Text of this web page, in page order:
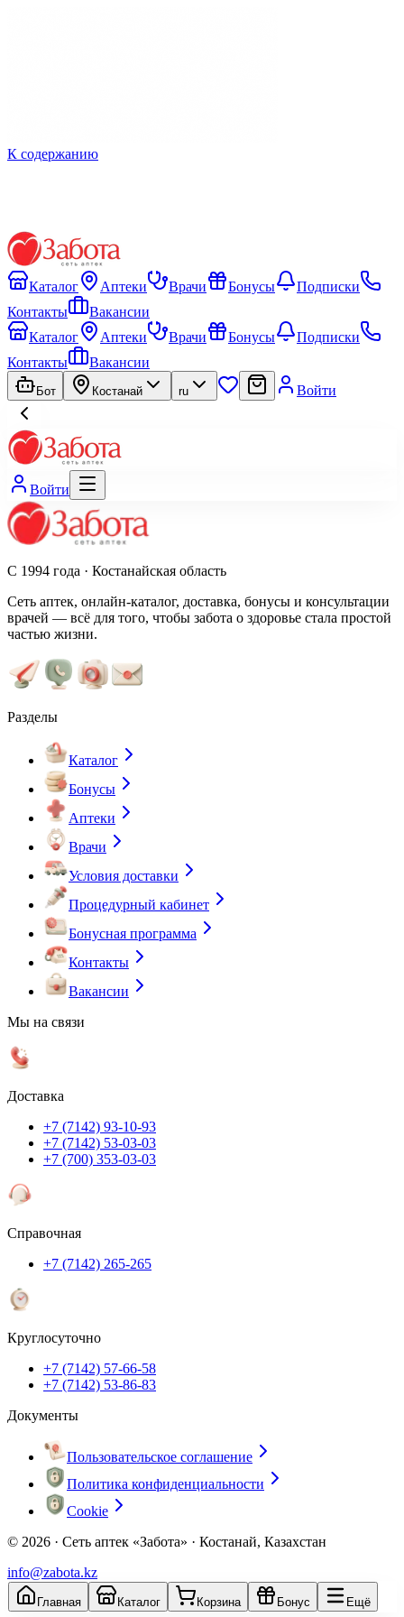
К содержанию
Каталог Аптеки Врачи Бонусы
Подписки
Контакты
Вакансии
Каталог
Аптеки Врачи Бонусы
Подписки
Контакты
Вакансии
Бот Костанай ru Войти
Войти
С 1994 года · Костанайская область
Сеть аптек, онлайн-каталог, доставка, бонусы и консультации
врачей — всё для того, чтобы забота о здоровье стала простой
частью жизни.
Разделы
Каталог
Бонусы
Аптеки
Врачи
Условия доставки
Процедурный кабинет
Бонусная программа
Контакты
Вакансии
Мы на связи
Доставка
+7 (7142) 93-10-93
+7 (7142) 53-03-03
+7 (700) 353-03-03
Справочная
+7 (7142) 265-265
Круглосуточно
+7 (7142) 57-66-58
+7 (7142) 53-86-83
Документы
Пользовательское соглашение
Политика конфиденциальности
Cookie
© 2026 · Сеть аптек «Забота» · Костанай, Казахстан
info@zabota.kz
Главная Каталог Корзина Бонус Ещё